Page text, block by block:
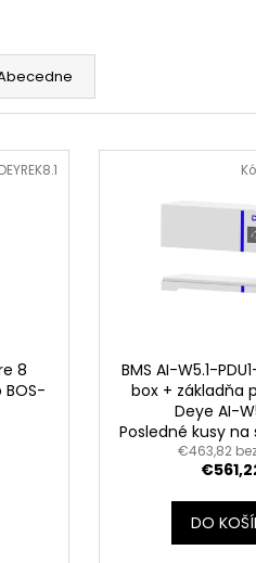
8
BOS-
DEYREK8.1
BMS AI-W5.1-
box + základňa
Deye AI-
Posledné kusy na
€463,82 bez
DO
PRE 14
SMERE